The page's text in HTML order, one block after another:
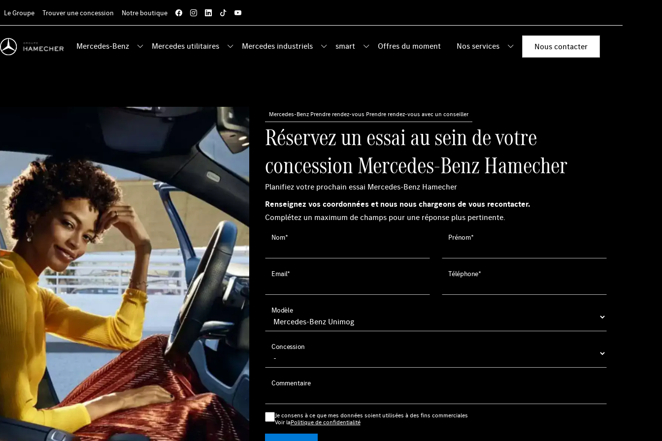
Le Groupe Trouver une concession Notre boutique
Mercedes-Benz Mercedes utilitaires Mercedes industriels smart Offres du moment Nos services Nous contacter
Mercedes-Benz›Prendre rendez-vous›Prendre rendez-vous avec un conseiller
Réservez un essai au sein de votre
concession Mercedes-Benz Hamecher
Planifiez votre prochain essai Mercedes-Benz Hamecher
Renseignez vos coordonnées et nous nous chargeons de vous recontacter.
Complétez un maximum de champs pour une réponse plus pertinente.
Nom* Prénom*
Email* Téléphone*
Modèle
Concession
Commentaire
Je consens à ce que mes données soient utilisées à des fins commerciales
Voir laPolitique de confidentialité